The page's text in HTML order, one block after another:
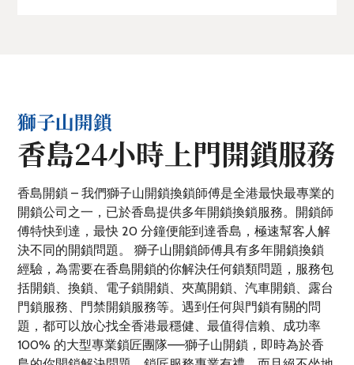
獅子山開鎖
香島24小時上門開鎖服務
香島開鎖 – 我們獅子山開鎖換鎖師傅是全港最快最專業的
開鎖公司之一，已於香島提供多年開鎖換鎖服務。開鎖師
傅特快到達，最快 20 分鐘便能到達香島，極速幫客人解
決不同的開鎖問題。 獅子山開鎖師傅具有多年開鎖換鎖
經驗，為需要在香島開鎖的你解決任何鎖類問題，服務包
括開鎖、換鎖、電子鎖開鎖、夾萬開鎖、汽車開鎖、露台
門鎖服務、門禁開鎖服務等。遇到任何與門鎖有關的問
題，都可以放心找全香港最穩健、最值得信賴、成功率
100% 的大型專業鎖匠團隊——獅子山開鎖，即時為於香